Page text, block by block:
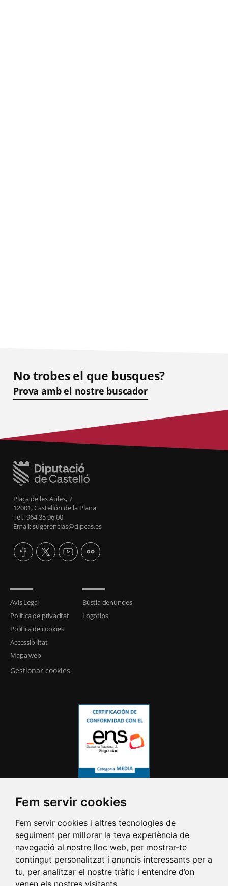
Fem servir cookies
Fem servir cookies i altres tecnologies de
seguiment per millorar la teva experiència de
navegació al nostre lloc web, per mostrar-te
contingut personalitzat i anuncis interessants per a
tu, per analitzar el nostre tràfic i entendre d’on
venen els nostres visitants.
No trobes el que busques?
Prova amb el nostre buscador
Plaça de les Aules, 7
12001, Castellón de la Plana
Tel.: 964 35 96 00
Email: sugerencias@dipcas.es
Avís Legal
Política de privacitat
Política de cookies
Accessibilitat
Mapa web
Gestionar cookies
Bústia denuncies
Logotips